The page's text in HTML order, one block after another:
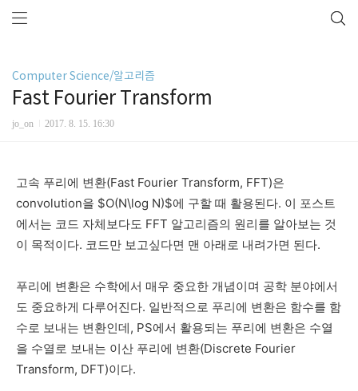
Computer Science/알고리즘
Fast Fourier Transform
jo_on 2017. 8. 15. 16:30
고속 푸리에 변환(Fast Fourier Transform, FFT)은
convolution을 $O(N\log N)$에 구할 때 활용된다. 이 포스트
에서는 코드 자체보다도 FFT 알고리즘의 원리를 알아보는 것
이 목적이다. 코드만 보고싶다면 맨 아래로 내려가면 된다.
푸리에 변환은 수학에서 매우 중요한 개념이며 공학 분야에서
도 중요하게 다루어진다. 일반적으로 푸리에 변환은 함수를 함
수로 보내는 변환인데, PS에서 활용되는 푸리에 변환은 수열
을 수열로 보내는 이산 푸리에 변환(Discrete Fourier
Transform, DFT)이다.